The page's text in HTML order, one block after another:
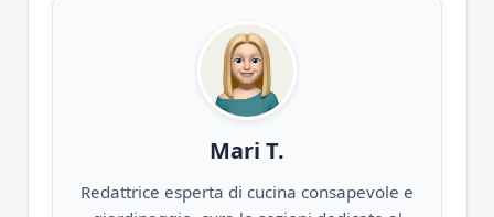
Mari T.
Redattrice esperta di cucina consapevole e